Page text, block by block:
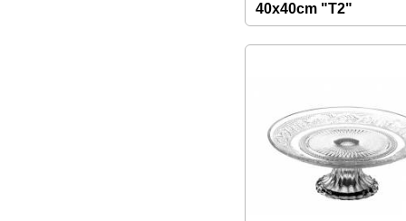
40x40cm "T2"